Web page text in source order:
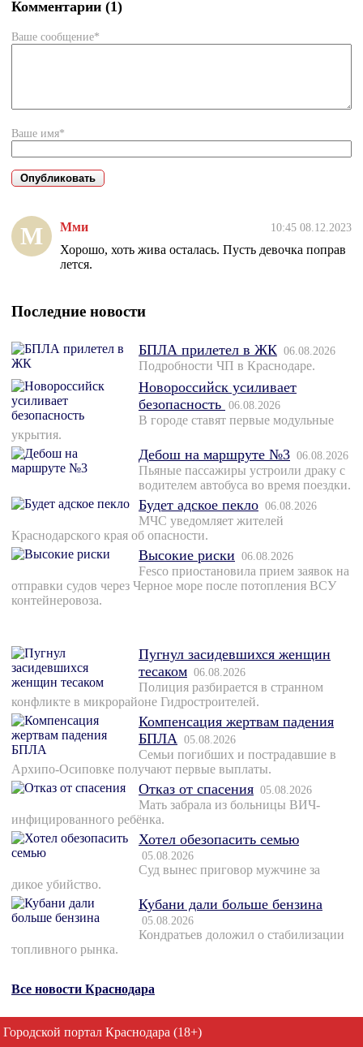
Комментарии (1)
Ваше сообщение*
Ваше имя*
М Мми 10:45 08.12.2023
Хорошо, хоть жива осталась. Пусть девочка поправ
лется.
Последние новости
БПЛА прилетел в ЖК 06.08.2026
Подробности ЧП в Краснодаре.
Новороссийск усиливает
безопасность 06.08.2026
В городе ставят первые модульные
укрытия.
Дебош на маршруте №3 06.08.2026
Пьяные пассажиры устроили драку с
водителем автобуса во время поездки.
Будет адское пекло 06.08.2026
МЧС уведомляет жителей
Краснодарского края об опасности.
Высокие риски 06.08.2026
Fesco приостановила прием заявок на
отправки судов через Черное море после потопления ВСУ
контейнеровоза.
Пугнул засидевшихся женщин
тесаком 06.08.2026
Полиция разбирается в странном
конфликте в микрорайоне Гидростроителей.
Компенсация жертвам падения
БПЛА 05.08.2026
Семьи погибших и пострадавшие в
Архипо-Осиповке получают первые выплаты.
Отказ от спасения 05.08.2026
Мать забрала из больницы ВИЧ-
инфицированного ребёнка.
Хотел обезопасить семью
05.08.2026
Суд вынес приговор мужчине за
дикое убийство.
Кубани дали больше бензина
05.08.2026
Кондратьев доложил о стабилизации
топливного рынка.
Все новости Краснодара
Городской портал Краснодара (18+)